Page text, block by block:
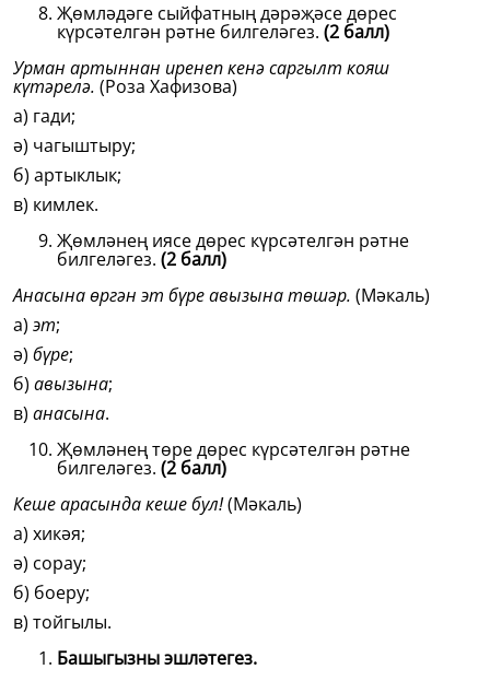
Җөмләдәге сыйфатның дәрәҗәсе дөрес
күрсәтелгән рәтне билгеләгез. (2 балл)
Урман артыннан иренеп кенә саргылт кояш
күтәрелә. (Роза Хафизова)
а) гади;
ә) чагыштыру;
б) артыклык;
в) кимлек.
Җөмләнең иясе дөрес күрсәтелгән рәтне
билгеләгез. (2 балл)
Анасына өргән эт бүре авызына төшәр. (Мәкаль)
а) эт;
ә) бүре;
б) авызына;
в) анасына.
Җөмләнең төре дөрес күрсәтелгән рәтне
билгеләгез. (2 балл)
Кеше арасында кеше бул!(Мәкаль)
а) хикәя;
ә) сорау;
б) боеру;
в) тойгылы.
Башыгызны эшләтегез.